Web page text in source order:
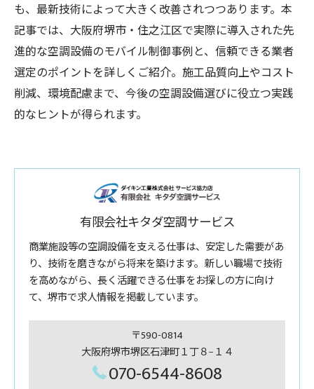
も、最新技術によって大きく改善されつつあります。本
記事では、大阪府堺市・住之江区で実際に導入された先
進的な空調設備のモバイル制御事例と、信頼できる業者
選定のポイントを詳しくご紹介。施工品質向上やコスト
削減、環境配慮まで、今後の空調設備選びに役立つ実践
的なヒントが得られます。
有限会社キタダ空調サービス
商業施設等の空調設備を支える仕事は、安定した需要があ
り、技術を磨きながら将来を築けます。新しい職場で技術
を高めながら、長く活躍できる仕事をお探しの方に向け
て、堺市で求人情報を掲載しています。
〒590-0814
大阪府堺市堺区石津町１丁８−１４
070-6544-8608